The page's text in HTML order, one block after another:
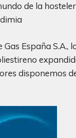
de la
España S.A.,
disponemos